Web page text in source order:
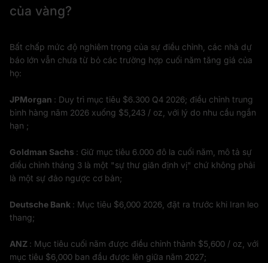
của vàng?
Bất chấp mức độ nghiêm trọng của sự điều chỉnh, các nhà dự
báo lớn vẫn chưa từ bỏ các trường hợp cuối năm tăng giá của
họ:
JPMorgan : Duy trì mục tiêu $6.300 Q4 2026; điều chỉnh trung
bình hàng năm 2026 xuống $5,243 / oz, với lý do nhu cầu ngắn
hạn ;
Goldman Sachs : Giữ mục tiêu 6.000 đô la cuối năm, mô tả sự
điều chỉnh tháng 3 là một "sự thư giãn định vị" chứ không phải
là một sự đảo ngược cơ bản;
Deutsche Bank : Mục tiêu $6,000 2026, đặt ra trước khi Iran leo
thang;
ANZ : Mục tiêu cuối năm được điều chỉnh thành $5,600 / oz, với
mục tiêu $6,000 ban đầu được lên giữa năm 2027;